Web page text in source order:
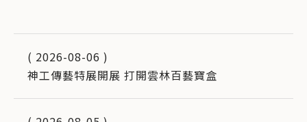
神工傳藝特展開展 打開雲林百藝寶盒
( 2026-08-06 )